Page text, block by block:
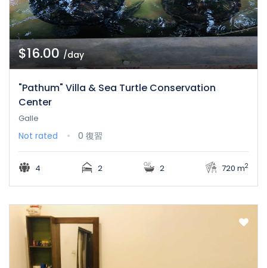
$16.00/day
"Pathum" Villa & Sea Turtle Conservation
Center
Galle
Not rated 0 復習
4 2 2 720 m2